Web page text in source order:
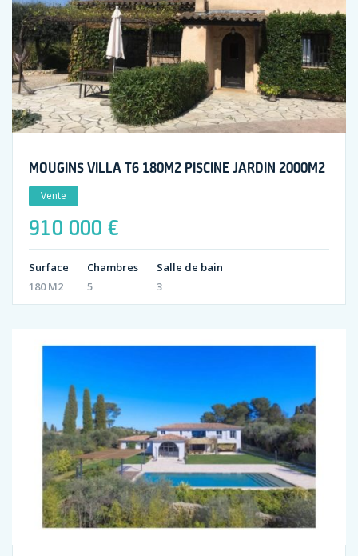
MOUGINS VILLA T6 180M2 PISCINE JARDIN 2000M2
Vente
910 000 €
Surface
180 M2
Chambres
5
Salle de bain
3